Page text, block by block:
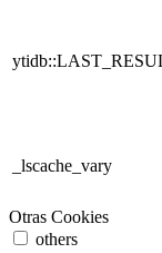
_lscache_vary
Otras Cookies
others